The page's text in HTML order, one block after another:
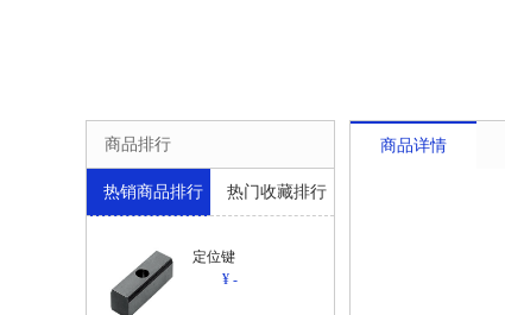
商品排行
热销商品排行 热门收藏排行
定位键
¥ -
商品详情